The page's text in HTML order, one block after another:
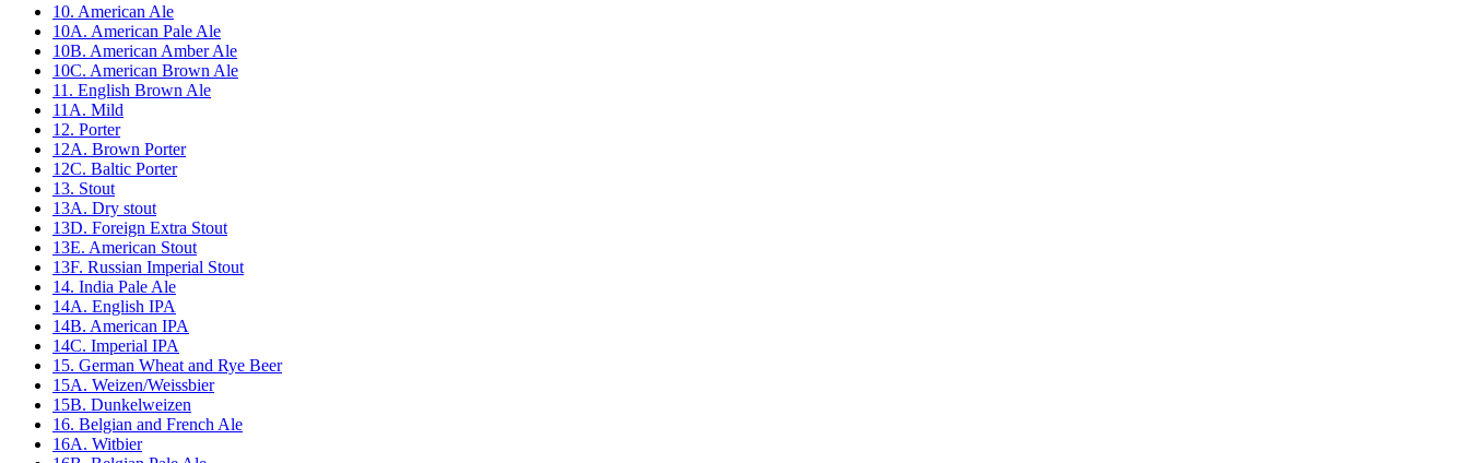
10. American Ale
10A. American Pale Ale
10B. American Amber Ale
10C. American Brown Ale
11. English Brown Ale
11A. Mild
12. Porter
12A. Brown Porter
12C. Baltic Porter
13. Stout
13A. Dry stout
13D. Foreign Extra Stout
13E. American Stout
13F. Russian Imperial Stout
14. India Pale Ale
14A. English IPA
14B. American IPA
14C. Imperial IPA
15. German Wheat and Rye Beer
15A. Weizen/Weissbier
15B. Dunkelweizen
16. Belgian and French Ale
16A. Witbier